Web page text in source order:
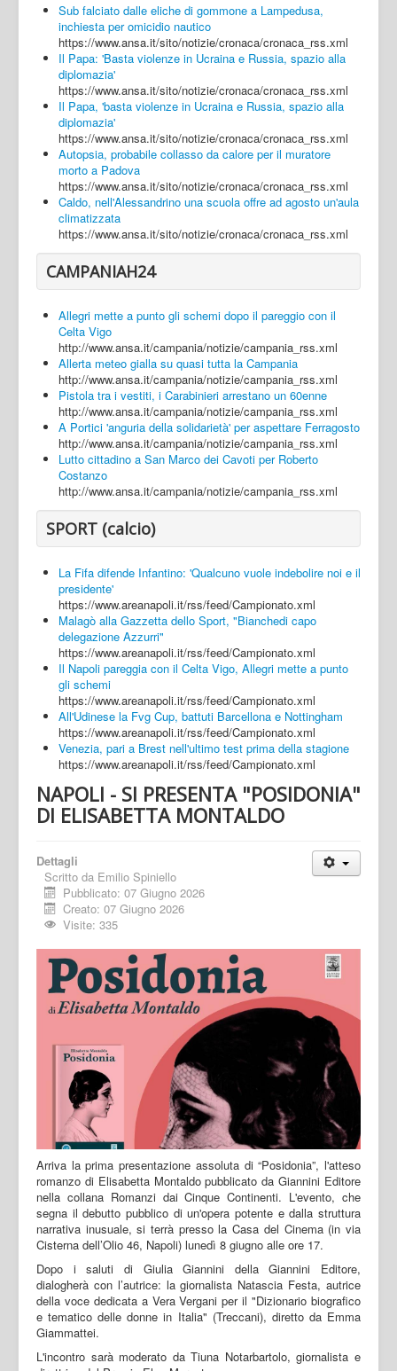
Napoli
Salerno
Login
Sub falciato dalle eliche di gommone a Lampedusa,
inchiesta per omicidio nautico
https://www.ansa.it/sito/notizie/cronaca/cronaca_rss.xml
Il Papa: 'Basta violenze in Ucraina e Russia, spazio alla
diplomazia'
https://www.ansa.it/sito/notizie/cronaca/cronaca_rss.xml
Il Papa, 'basta violenze in Ucraina e Russia, spazio alla
diplomazia'
https://www.ansa.it/sito/notizie/cronaca/cronaca_rss.xml
Autopsia, probabile collasso da calore per il muratore
morto a Padova
https://www.ansa.it/sito/notizie/cronaca/cronaca_rss.xml
Caldo, nell'Alessandrino una scuola offre ad agosto un'aula
climatizzata
https://www.ansa.it/sito/notizie/cronaca/cronaca_rss.xml
CAMPANIAH24
Allegri mette a punto gli schemi dopo il pareggio con il
Celta Vigo
http://www.ansa.it/campania/notizie/campania_rss.xml
Allerta meteo gialla su quasi tutta la Campania
http://www.ansa.it/campania/notizie/campania_rss.xml
Pistola tra i vestiti, i Carabinieri arrestano un 60enne
http://www.ansa.it/campania/notizie/campania_rss.xml
A Portici 'anguria della solidarietà' per aspettare Ferragosto
http://www.ansa.it/campania/notizie/campania_rss.xml
Lutto cittadino a San Marco dei Cavoti per Roberto
Costanzo
http://www.ansa.it/campania/notizie/campania_rss.xml
SPORT (calcio)
La Fifa difende Infantino: 'Qualcuno vuole indebolire noi e il
presidente'
https://www.areanapoli.it/rss/feed/Campionato.xml
Malagò alla Gazzetta dello Sport, "Bianchedi capo
delegazione Azzurri"
https://www.areanapoli.it/rss/feed/Campionato.xml
Il Napoli pareggia con il Celta Vigo, Allegri mette a punto
gli schemi
https://www.areanapoli.it/rss/feed/Campionato.xml
All'Udinese la Fvg Cup, battuti Barcellona e Nottingham
https://www.areanapoli.it/rss/feed/Campionato.xml
Venezia, pari a Brest nell'ultimo test prima della stagione
https://www.areanapoli.it/rss/feed/Campionato.xml
NAPOLI - SI PRESENTA "POSIDONIA"
DI ELISABETTA MONTALDO
Dettagli
Scritto da Emilio Spiniello
Pubblicato: 07 Giugno 2026
Creato: 07 Giugno 2026
Visite: 335
Arriva la prima presentazione assoluta di “Posidonia”, l'atteso
romanzo di Elisabetta Montaldo pubblicato da Giannini Editore
nella collana Romanzi dai Cinque Continenti. L'evento, che
segna il debutto pubblico di un'opera potente e dalla struttura
narrativa inusuale, si terrà presso la Casa del Cinema (in via
Cisterna dell’Olio 46, Napoli) lunedì 8 giugno alle ore 17.
Dopo i saluti di Giulia Giannini della Giannini Editore,
dialogherà con l’autrice: la giornalista Natascia Festa, autrice
della voce dedicata a Vera Vergani per il "Dizionario biografico
e tematico delle donne in Italia" (Treccani), diretto da Emma
Giammattei.
L'incontro sarà moderato da Tiuna Notarbartolo, giornalista e